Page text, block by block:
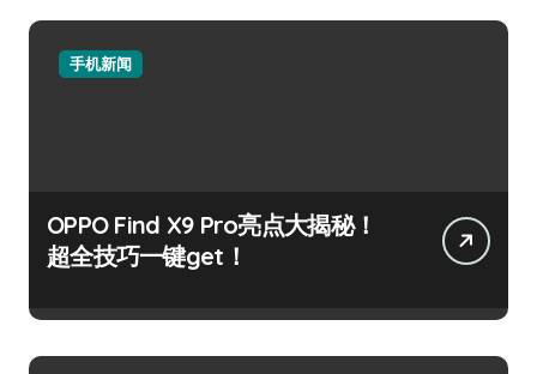
手机新闻
OPPO Find X9 Pro亮点大揭秘！
超全技巧一键get！